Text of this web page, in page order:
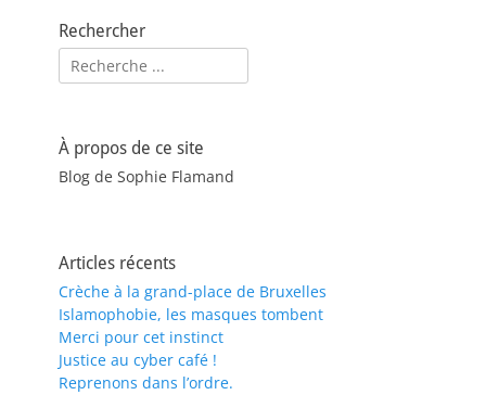
Rechercher
Rechercher :
À propos de ce site
Blog de Sophie Flamand
Articles récents
Crèche à la grand-place de Bruxelles
Islamophobie, les masques tombent
Merci pour cet instinct
Justice au cyber café !
Reprenons dans l’ordre.